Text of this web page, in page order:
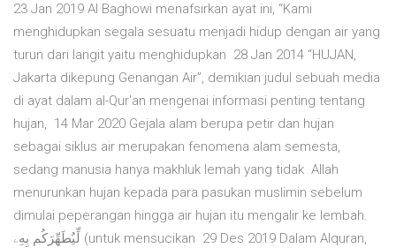
23 Jan 2019 Al Baghowi menafsirkan ayat ini, “Kami
menghidupkan segala sesuatu menjadi hidup dengan air yang
turun dari langit yaitu menghidupkan 28 Jan 2014 “HUJAN,
Jakarta dikepung Genangan Air”, demikian judul sebuah media
di ayat dalam al-Qur'an mengenai informasi penting tentang
hujan, 14 Mar 2020 Gejala alam berupa petir dan hujan
sebagai siklus air merupakan fenomena alam semesta,
sedang manusia hanya makhluk lemah yang tidak Allah
menurunkan hujan kepada para pasukan muslimin sebelum
dimulai peperangan hingga air hujan itu mengalir ke lembah.
لِّيُطَهِّرَكُم بِهِۦ (untuk mensucikan 29 Des 2019 Dalam Alquran,